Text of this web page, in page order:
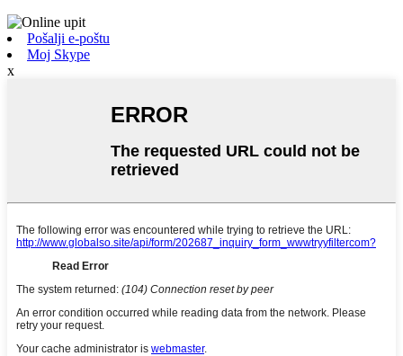
Pošalji e-poštu
Moj Skype
x